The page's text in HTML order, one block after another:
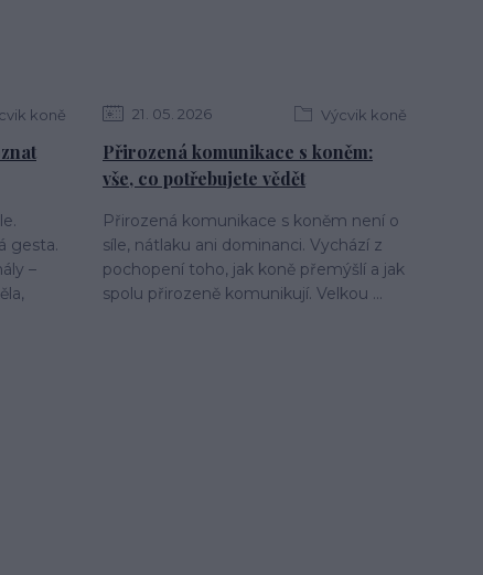
koně
gesta.
–
21 05 2026 Výcvik koně
Přirozená komunikace s koněm:
vše, co potřebujete vědět
Přirozená komunikace s koněm není o
síle, nátlaku ani dominanci. Vychází z
pochopení toho, jak koně přemýšlí a jak
spolu přirozeně komunikují. Velkou ...